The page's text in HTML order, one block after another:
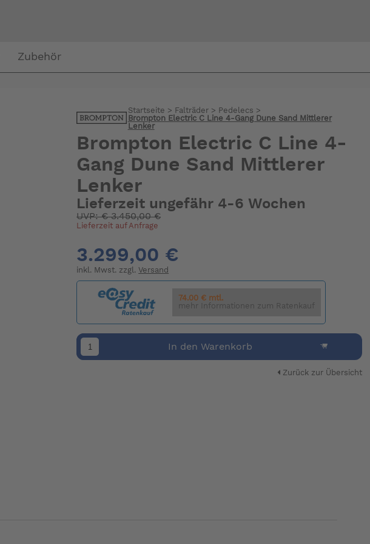
Zubehör
Startseite > Falträder> Pedelecs >
Brompton Electric C Line 4-Gang Dune Sand Mittlerer
Lenker
Brompton Electric C Line 4-
Gang Dune Sand Mittlerer
Lenker
Lieferzeit ungefähr 4-6 Wochen
UVP:€3.450,00 €
Lieferzeit auf Anfrage
3.299,00 €
inkl. Mwst. zzgl. Versand
74.00 € mtl.
mehr Informationen zum Ratenkauf
In den Warenkorb
Zurück zur Übersicht